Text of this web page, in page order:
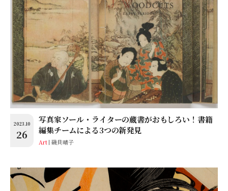
2023.10
26
写真家ソール・ライターの蔵書がおもしろい！書籍
編集チームによる3つの新発見
Art 磯貝晴子